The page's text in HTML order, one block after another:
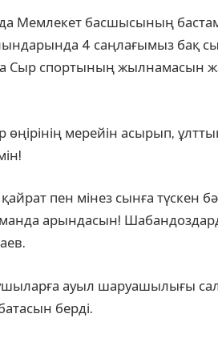
Мемлекет басшысының
4 саңлағымыз бақ
спортының жылнамасын
өңірінің мерейін асырып,
қайрат пен мінез сынға түскен
арындасын!
ауыл шаруашылығы
берді.